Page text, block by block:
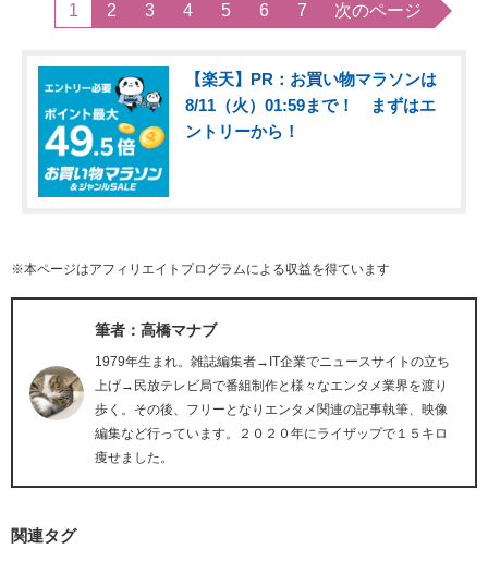
1 2 3 4 5 6 7 次のページ
【楽天】PR：お買い物マラソンは
8/11（火）01:59まで！ まずはエ
ントリーから！
※本ページはアフィリエイトプログラムによる収益を得ています
筆者：高橋マナブ
1979年生まれ。雑誌編集者→IT企業でニュースサイトの立ち
上げ→民放テレビ局で番組制作と様々なエンタメ業界を渡り
歩く。その後、フリーとなりエンタメ関連の記事執筆、映像
編集など行っています。２０２０年にライザップで１５キロ
痩せました。
関連タグ